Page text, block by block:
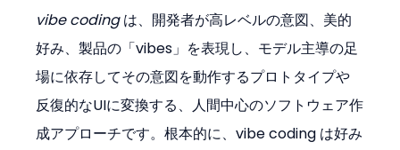
vibe coding は、開発者が高レベルの意図、美的
好み、製品の「vibes」を表現し、モデル主導の足
場に依存してその意図を動作するプロトタイプや
反復的なUIに変換する、人間中心のソフトウェア作
成アプローチです。根本的に、vibe coding は好み